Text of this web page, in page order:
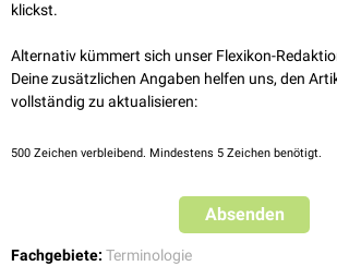
klickst.
Alternativ kümmert sich unser Flexikon-
Deine zusätzlichen Angaben helfen uns, den
vollständig zu aktualisieren:
500 Zeichen verbleibend. Mindestens 5 Zeichen benötigt.
Absenden
Fachgebiete: Terminologie